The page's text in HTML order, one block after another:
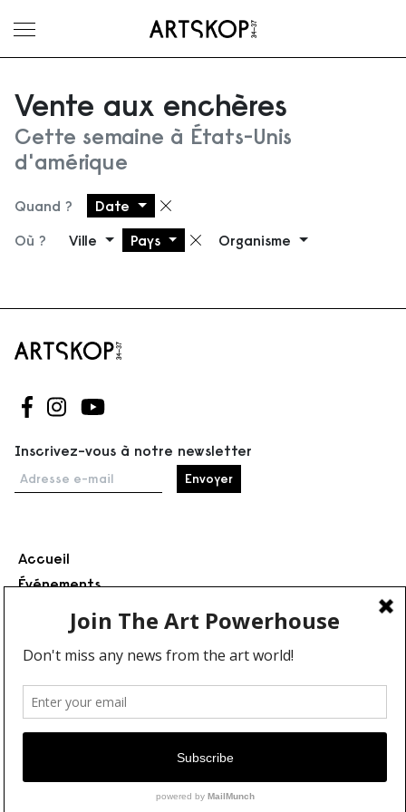
Ouvrir le menu
Vente aux enchères
Cette semaine à États-Unis
d'amérique
Quand ? Date Supprimer le filtre
Où ? Ville Pays Supprimer le filtre
Organisme
Suivez-nous sur Facebook
Suivez-nous sur Instagram
Suivez-nous sur Youtube
Inscrivez-vous à notre newsletter
Adresse e-mail
Accueil
Événements
À propos
Partenaires
Contact
Conditions générales
Confidentialité et cookies
Communiquer votre événement